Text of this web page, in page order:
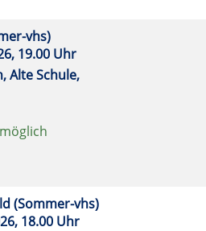
vhs)
19.00 Uhr
Alte Schule,
(Sommer-vhs)
18.00 Uhr